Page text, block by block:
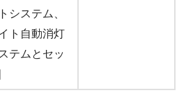
システム、
ト自動消灯
テムとセッ